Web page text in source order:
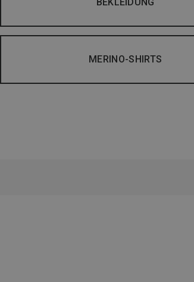
MERINO-SHIRTS